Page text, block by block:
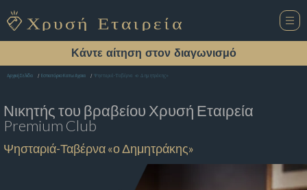
Κάντε αίτηση στον διαγωνισμό
Αρχική Σελίδα Εστιατόριο Κατω Αχαια Ψησταριά-Ταβέρνα «ο Δημητράκης»
Νικητής του βραβείου Χρυσή Εταιρεία
Premium Club
Ψησταριά-Ταβέρνα «ο Δημητράκης»